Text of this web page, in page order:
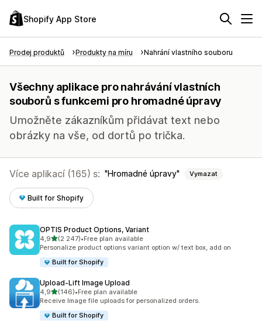
Shopify App Store
Prodej produktů Produkty na míru Nahrání vlastního souboru
Všechny aplikace pro nahrávání vlastních
souborů s funkcemi pro hromadné úpravy
Umožněte zákazníkům přidávat text nebo
obrázky na vše, od dortů po trička.
Více aplikací (165) s: Hromadné úpravy Vymazat
Built for Shopify
OPTIS Product Options, Variant
4,9z 5 hvězd
(2 247)
Celkový počet recenzí: 2247
•Free plan available
Personalize product options variant option w/ text box, add on
Built for Shopify
Upload‑Lift Image Upload
4,9z 5 hvězd
(146)
Celkový počet recenzí: 146
•Free plan available
Receive Image file uploads for personalized orders.
Built for Shopify